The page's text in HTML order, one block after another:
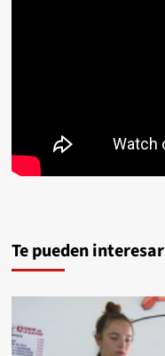
Te pueden interesar